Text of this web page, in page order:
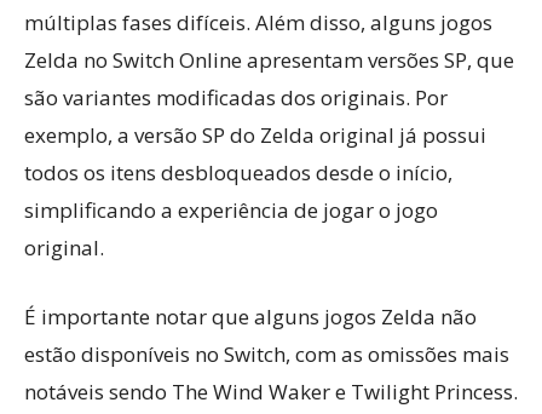
múltiplas fases difíceis. Além disso, alguns jogos
Zelda no Switch Online apresentam versões SP, que
são variantes modificadas dos originais. Por
exemplo, a versão SP do Zelda original já possui
todos os itens desbloqueados desde o início,
simplificando a experiência de jogar o jogo
original.
É importante notar que alguns jogos Zelda não
estão disponíveis no Switch, com as omissões mais
notáveis sendo The Wind Waker e Twilight Princess.